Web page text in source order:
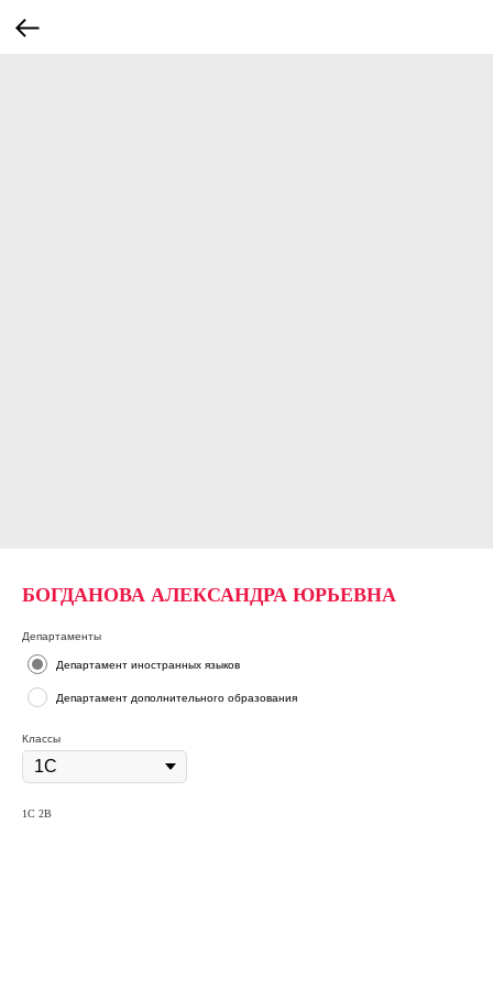
БОГДАНОВА АЛЕКСАНДРА ЮРЬЕВНА
Департаменты
Департамент иностранных языков
Департамент дополнительного образования
Классы
1С 2B